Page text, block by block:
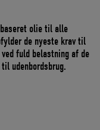
baseret olie til alle
de nyeste krav til
fuld belastning af de
udenbordsbrug.